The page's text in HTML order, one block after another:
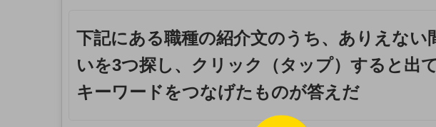
下記にある職種の紹介文のうち、ありえない
いを3つ探し、クリック（タップ）すると出
キーワードをつなげたものが答えだ